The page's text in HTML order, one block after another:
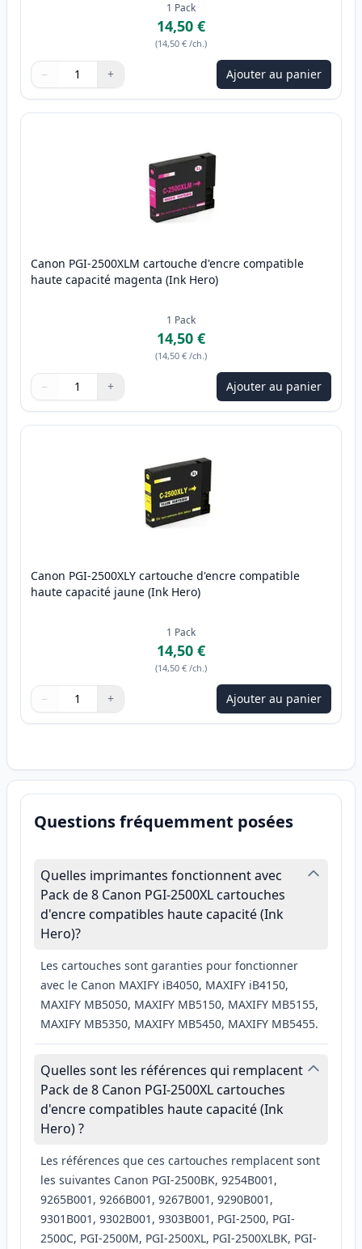
1 Pack
14,50 €
(14,50 € /ch.)
Quantité
Utilisez les boutons pour ajuster
− +
Quantité Ajouter au panier
Canon PGI-2500XLM cartouche d'encre compatible
haute capacité magenta (Ink Hero)
1 Pack
14,50 €
(14,50 € /ch.)
Quantité
Utilisez les boutons pour ajuster
− +
Quantité Ajouter au panier
Canon PGI-2500XLY cartouche d'encre compatible
haute capacité jaune (Ink Hero)
1 Pack
14,50 €
(14,50 € /ch.)
Quantité
Utilisez les boutons pour ajuster
− +
Quantité Ajouter au panier
Questions fréquemment posées
Quelles imprimantes fonctionnent avec
Pack de 8 Canon PGI-2500XL cartouches
d'encre compatibles haute capacité (Ink
Hero)?
Les cartouches sont garanties pour fonctionner
avec le Canon MAXIFY iB4050, MAXIFY iB4150,
MAXIFY MB5050, MAXIFY MB5150, MAXIFY MB5155,
MAXIFY MB5350, MAXIFY MB5450, MAXIFY MB5455.
Quelles sont les références qui remplacent
Pack de 8 Canon PGI-2500XL cartouches
d'encre compatibles haute capacité (Ink
Hero) ?
Les références que ces cartouches remplacent sont
les suivantes Canon PGI-2500BK, 9254B001,
9265B001, 9266B001, 9267B001, 9290B001,
9301B001, 9302B001, 9303B001, PGI-2500, PGI-
2500C, PGI-2500M, PGI-2500XL, PGI-2500XLBK, PGI-